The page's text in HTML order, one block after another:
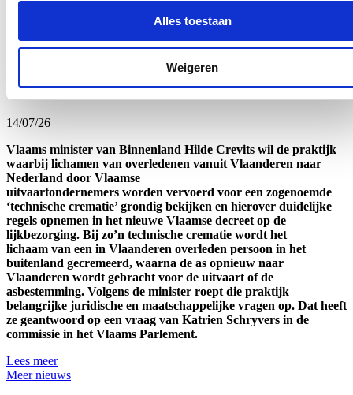
Alles toestaan
Weigeren
drie jaar gratis gebruik maken van hun expertise. De focus ligt op
werk, onderwijs, Nederlands als verbindende taal en de participatie
Crevits wil duidelijke regels rond ‘crematietoerisme’
14/07/26
Vlaams minister van Binnenland Hilde Crevits wil de praktijk
waarbij lichamen van overledenen vanuit Vlaanderen naar
Nederland door Vlaamse
uitvaartondernemers worden vervoerd voor een zogenoemde
‘technische crematie’ grondig bekijken en hierover duidelijke
regels opnemen in het nieuwe Vlaamse decreet op de
lijkbezorging. Bij zo’n technische crematie wordt het
lichaam van een in Vlaanderen overleden persoon in het
buitenland gecremeerd, waarna de as opnieuw naar
Vlaanderen wordt gebracht voor de uitvaart of de
asbestemming. Volgens de minister roept die praktijk
belangrijke juridische en maatschappelijke vragen op. Dat heeft
ze geantwoord op een vraag van Katrien Schryvers in de
commissie in het Vlaams Parlement.
Lees meer
Meer nieuws